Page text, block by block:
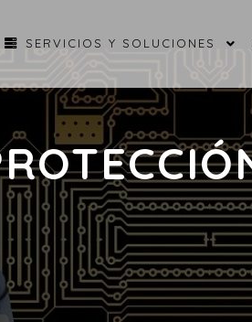
SERVICIOS Y SOLUCIONES